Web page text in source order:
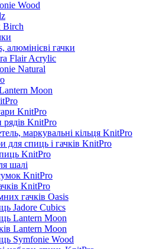
Wood
Birch
алюмінієві гачки
Flair Acrylic
Natural
Moon
KnitPro
рядів KnitPro
маркувальні кільця KnitPro
для спиць і гачків KnitPro
KnitPro
шалі
KnitPro
KnitPro
гачків Oasis
Jadore Cubics
Lantern Moon
Lantern Moon
Symfonie Wood